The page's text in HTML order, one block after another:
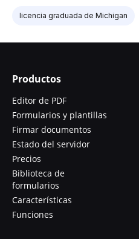
licencia graduada de Michigan
Productos
Editor de PDF
Formularios y plantillas
Firmar documentos
Estado del servidor
Precios
Biblioteca de
formularios
Características
Funciones